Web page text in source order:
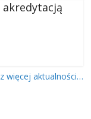
akredytacją
więcej aktualności…